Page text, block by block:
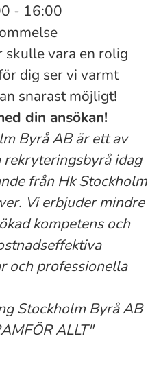
- 16:00
skulle vara en rolig
dig ser vi varmt
snarast möjligt!
din ansökan!
Byrå AB är ett av
idag
från Hk Stockholm
Vi erbjuder mindre
kompetens och
och professionella
Stockholm Byrå AB
ALLT"